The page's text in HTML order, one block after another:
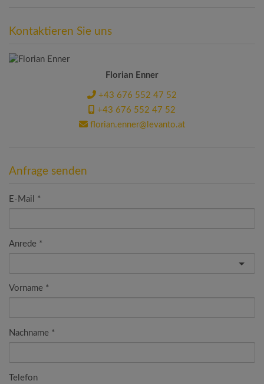
Kontaktieren Sie uns
Florian Enner
+43 676 552 47 52
+43 676 552 47 52
florian.enner@levanto.at
Anfrage senden
E-Mail
Anrede
Vorname
Nachname
Telefon